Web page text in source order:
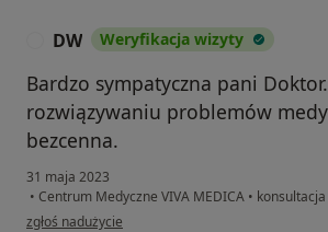
DW Weryfikacja wizyty
Bardzo sympatyczna pani
rozwiązywaniu problemów
bezcenna.
31 maja 2023
• Centrum Medyczne VIVA MEDICA •
w opinii użytkownika DW
zgłoś nadużycie